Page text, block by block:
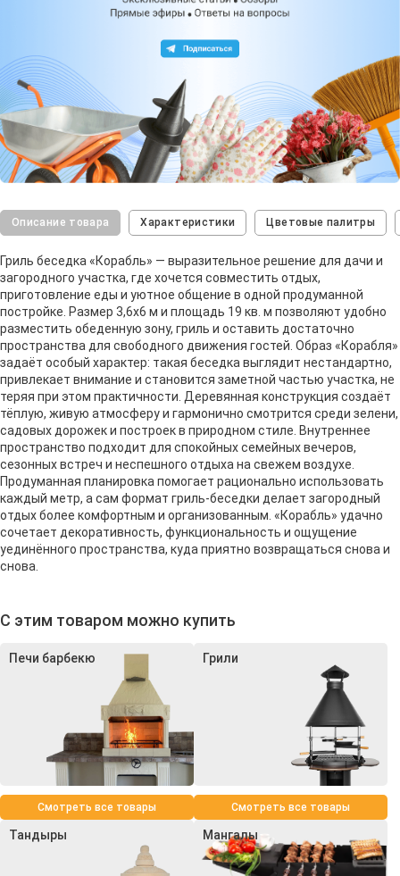
Описание товара Характеристики Цветовые палитры
Гриль беседка «Корабль» — выразительное решение для дачи и
загородного участка, где хочется совместить отдых,
приготовление еды и уютное общение в одной продуманной
постройке. Размер 3,6х6 м и площадь 19 кв. м позволяют удобно
разместить обеденную зону, гриль и оставить достаточно
пространства для свободного движения гостей. Образ «Корабля»
задаёт особый характер: такая беседка выглядит нестандартно,
привлекает внимание и становится заметной частью участка, не
теряя при этом практичности. Деревянная конструкция создаёт
тёплую, живую атмосферу и гармонично смотрится среди зелени,
садовых дорожек и построек в природном стиле. Внутреннее
пространство подходит для спокойных семейных вечеров,
сезонных встреч и неспешного отдыха на свежем воздухе.
Продуманная планировка помогает рационально использовать
каждый метр, а сам формат гриль-беседки делает загородный
отдых более комфортным и организованным. «Корабль» удачно
сочетает декоративность, функциональность и ощущение
уединённого пространства, куда приятно возвращаться снова и
снова.
С этим товаром можно купить
Печи барбекю
Смотреть все товары
Грили
Смотреть все товары
Тандыры Мангалы